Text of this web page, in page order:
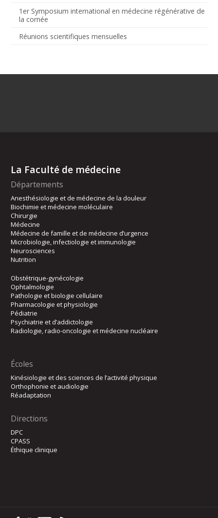
1er Symposium international en médecine régénérative de
la cornée
Réunions scientifiques mensuelles
La Faculté de médecine
Départements
Anesthésiologie et de médecine de la douleur
Biochimie et médecine moléculaire
Chirurgie
Médecine
Médecine de famille et de médecine d’urgence
Microbiologie, infectiologie et immunologie
Neurosciences
Nutrition
Obstétrique-gynécologie
Ophtalmologie
Pathologie et biologie cellulaire
Pharmacologie et physiologie
Pédiatrie
Psychiatrie et d’addictologie
Radiologie, radio-oncologie et médecine nucléaire
Écoles
Kinésiologie et des sciences de l’activité physique
Orthophonie et audiologie
Réadaptation
Directions
DPC
CPASS
Éthique clinique